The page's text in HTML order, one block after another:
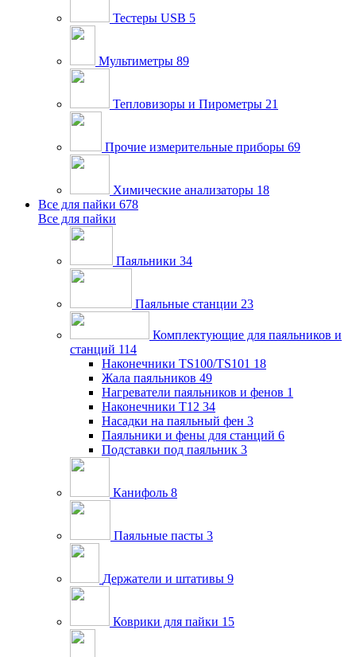
Тестеры USB 5
Мультиметры 89
Тепловизоры и Пирометры 21
Прочие измерительные приборы 69
Химические анализаторы 18
Все для пайки 678
Все для пайки
Паяльники 34
Паяльные станции 23
Комплектующие для паяльников и
станций 114
Наконечники TS100/TS101 18
Жала паяльников 49
Нагреватели паяльников и фенов 1
Наконечники T12 34
Насадки на паяльный фен 3
Паяльники и фены для станций 6
Подставки под паяльник 3
Канифоль 8
Паяльные пасты 3
Держатели и штативы 9
Коврики для пайки 15